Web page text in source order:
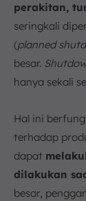
perakitan,
seringkali
(planned
besar.
hanya sekali
Hal ini
terhadap
dapat
dilakukan
besar,